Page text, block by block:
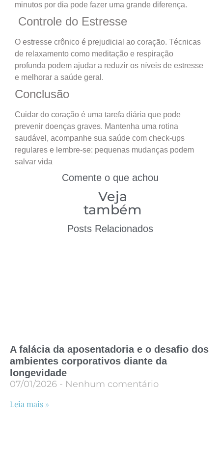
minutos por dia pode fazer uma grande diferença.
Controle do Estresse
O estresse crônico é prejudicial ao coração. Técnicas
de relaxamento como meditação e respiração
profunda podem ajudar a reduzir os níveis de estresse
e melhorar a saúde geral.
Conclusão
Cuidar do coração é uma tarefa diária que pode
prevenir doenças graves. Mantenha uma rotina
saudável, acompanhe sua saúde com check-ups
regulares e lembre-se: pequenas mudanças podem
salvar vida
Comente o que achou
Veja
também
Posts Relacionados
A falácia da aposentadoria e o desafio dos
ambientes corporativos diante da
longevidade
07/01/2026
Nenhum comentário
Leia mais »